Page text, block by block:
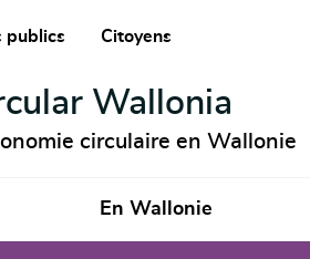
publics Citoyens
Wallonia
circulaire en Wallonie
En Wallonie